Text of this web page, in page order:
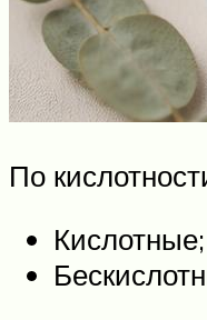
По
Кислотные;